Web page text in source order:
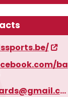
ba
guillaume.bayards@gmail.com